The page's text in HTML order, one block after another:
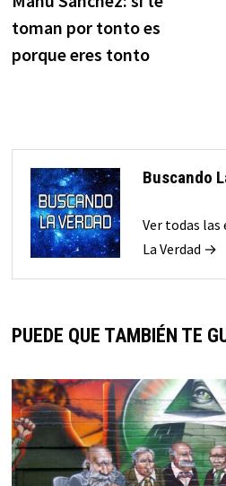
de
entradas
toman por tonto es
porque eres tonto
Buscando
Ver todas las
La Verdad →
PUEDE QUE TAMBIÉN TE